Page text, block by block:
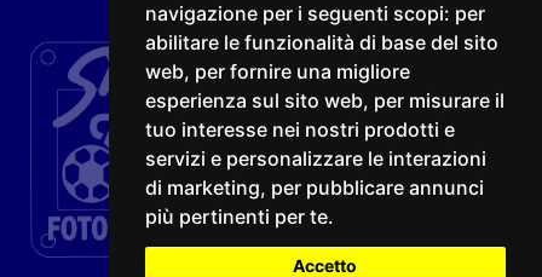
navigazione per i seguenti scopi: per
abilitare le funzionalità di base del sito
web, per fornire una migliore
esperienza sul sito web, per misurare il
tuo interesse nei nostri prodotti e
servizi e personalizzare le interazioni
di marketing, per pubblicare annunci
più pertinenti per te.
Accetto